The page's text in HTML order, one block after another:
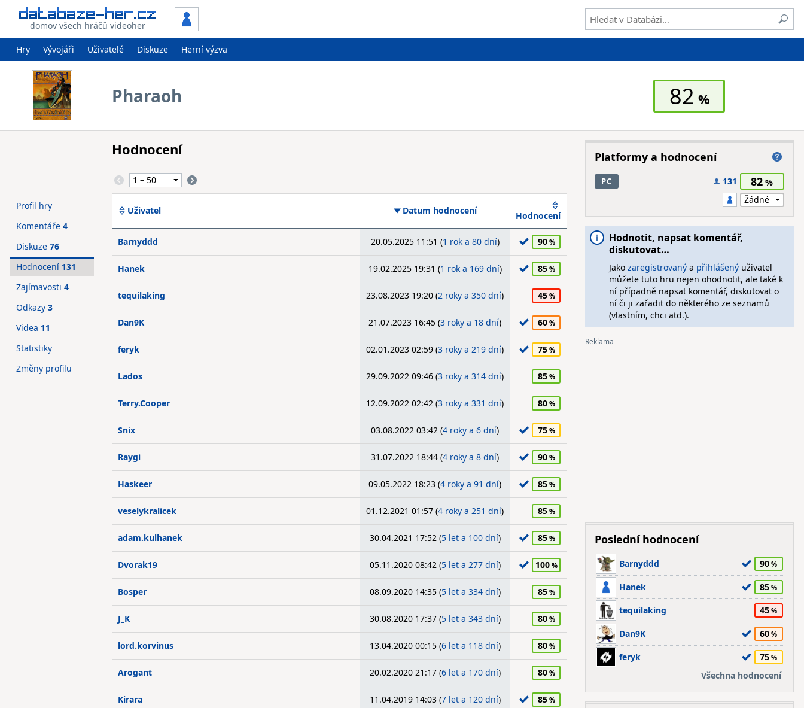
domov všech hráčů videoher
Hry Vývojáři Uživatelé Diskuze Herní výzva
Pharaoh 82
Hodnocení
Uživatel Datum hodnocení Hodnocení
Barnyddd 20.05.2025 11:51 (1 rok a 80 dní) 90
Hanek 19.02.2025 19:31 (1 rok a 169 dní) 85
tequilaking 23.08.2023 19:20 (2 roky a 350 dní) 45
Dan9K 21.07.2023 16:45 (3 roky a 18 dní) 60
feryk 02.01.2023 02:59 (3 roky a 219 dní) 75
Lados 29.09.2022 09:46 (3 roky a 314 dní) 85
Terry.Cooper 12.09.2022 02:42 (3 roky a 331 dní) 80
Snix 03.08.2022 03:42 (4 roky a 6 dní) 75
Raygi 31.07.2022 18:44 (4 roky a 8 dní) 90
Haskeer 09.05.2022 18:23 (4 roky a 91 dní) 85
veselykralicek 01.12.2021 01:57 (4 roky a 251 dní) 85
adam.kulhanek 30.04.2021 17:52 (5 let a 100 dní) 85
Dvorak19 05.11.2020 08:42 (5 let a 277 dní) 100
Bosper 08.09.2020 14:35 (5 let a 334 dní) 85
J_K 30.08.2020 17:37 (5 let a 343 dní) 80
lord.korvinus 13.04.2020 00:15 (6 let a 118 dní) 80
Arogant 20.02.2020 21:17 (6 let a 170 dní) 80
Kirara 11.04.2019 14:03 (7 let a 120 dní) 85
Profil hry
Komentáře 4
Diskuze 76
Hodnocení 131
Zajímavosti 4
Odkazy 3
Videa 11
Statistiky
Změny profilu
Platformy a hodnocení
PC 131 82
Hodnotit, napsat komentář,
diskutovat…
Jako zaregistrovanýa přihlášenýuživatel
můžete tuto hru nejen ohodnotit, ale také k
ní případně napsat komentář, diskutovat o
ní či ji zařadit do některého ze seznamů
(vlastním, chci atd.).
Poslední hodnocení
Barnyddd 90
Hanek 85
tequilaking 45
Dan9K 60
feryk
75
Všechna hodnocení